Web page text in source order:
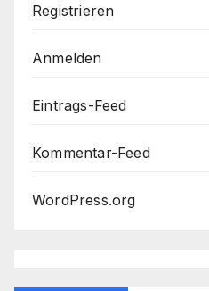
Registrieren
Anmelden
Eintrags-Feed
Kommentar-Feed
WordPress.org